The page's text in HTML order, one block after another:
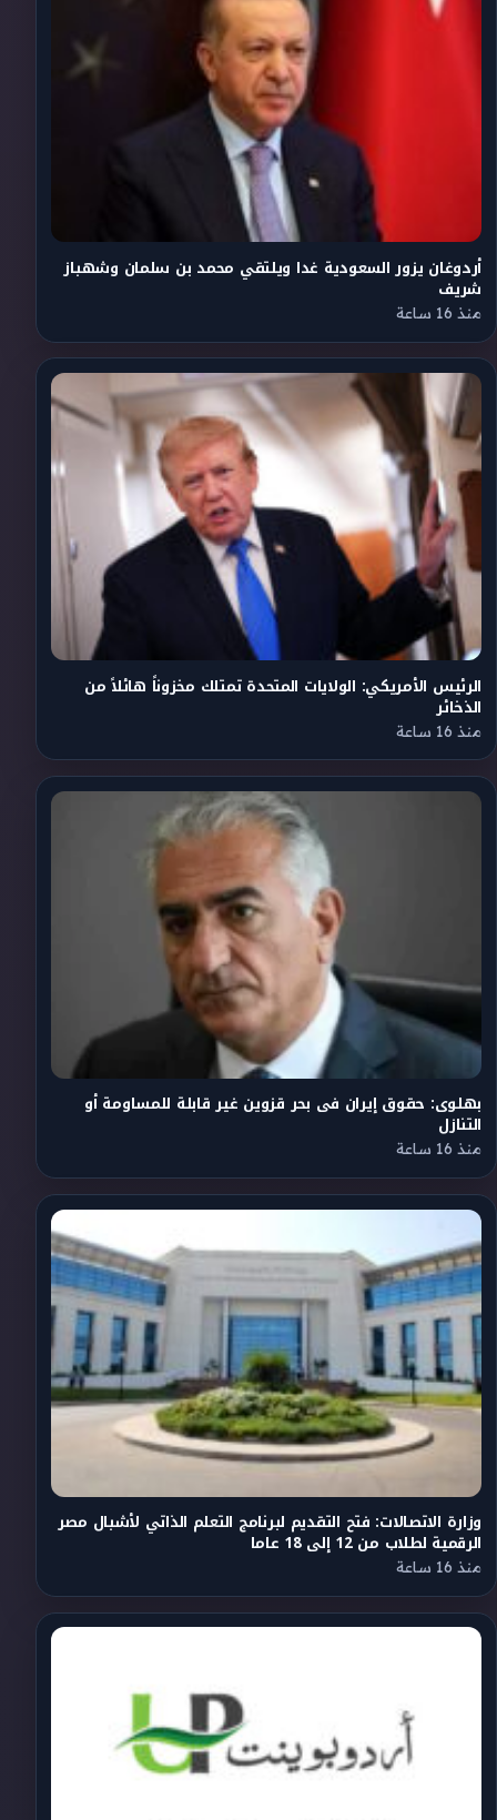
أردوغان يزور السعودية غدا ويلتقي محمد بن سلمان وشهباز
شريف
منذ 16 ساعة
الرئيس الأمريكي: الولايات المتحدة تمتلك مخزوناً هائلاً من
الذخائر
منذ 16 ساعة
بهلوى: حقوق إيران فى بحر قزوين غير قابلة للمساومة أو
التنازل
منذ 16 ساعة
وزارة الاتصالات: فتح التقديم لبرنامج التعلم الذاتي لأشبال مصر
الرقمية لطلاب من 12 إلى 18 عاما
منذ 16 ساعة